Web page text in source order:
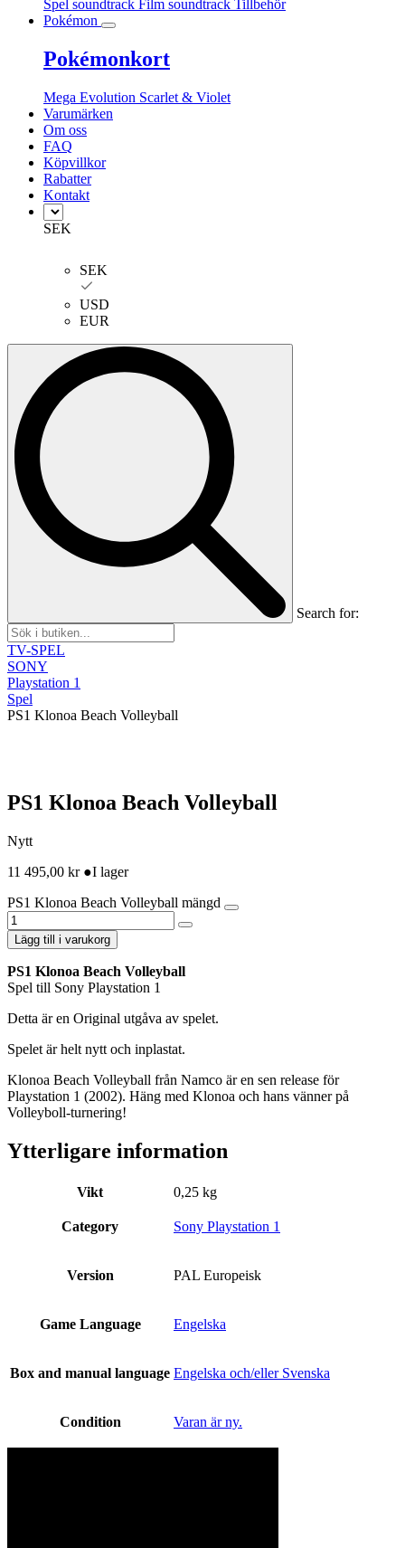
Spel soundtrack Film soundtrack Tillbehör
Pokémon
Pokémonkort
Mega Evolution Scarlet & Violet
Varumärken
Om oss
FAQ
Köpvillkor
Rabatter
Kontakt
SEK
SEK
USD
EUR
Search for:
TV-SPEL
SONY
Playstation 1
Spel
PS1 Klonoa Beach Volleyball
PS1 Klonoa Beach Volleyball
Nytt
11 495,00 kr ●I lager
PS1 Klonoa Beach Volleyball mängd
Lägg till i varukorg
PS1 Klonoa Beach Volleyball
Spel till Sony Playstation 1
Detta är en Original utgåva av spelet.
Spelet är helt nytt och inplastat.
Klonoa Beach Volleyball från Namco är en sen release för
Playstation 1 (2002). Häng med Klonoa och hans vänner på
Volleyboll-turnering!
Ytterligare information
Vikt 0,25 kg
Category Sony Playstation 1
Version PAL Europeisk
Game Language Engelska
Box and manual language Engelska och/eller Svenska
Condition Varan är ny.